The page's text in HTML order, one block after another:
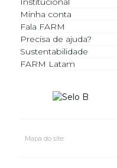
Minha conta
Fala FARM
Precisa de ajuda?
Sustentabilidade
FARM Latam
Mapa do site